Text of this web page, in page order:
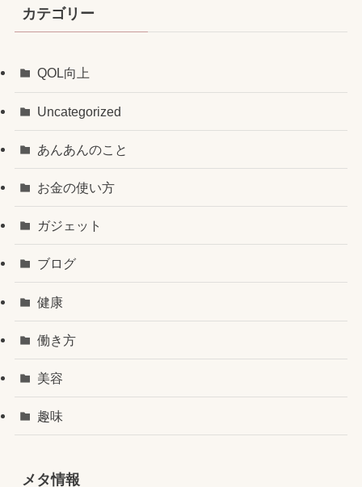
カテゴリー
QOL向上
Uncategorized
あんあんのこと
お金の使い方
ガジェット
ブログ
健康
働き方
美容
趣味
メタ情報